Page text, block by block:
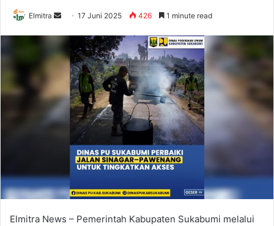
Elmitra
Send
email
17 Juni 2025 426 1 minute read
Elmitra News – Pemerintah Kabupaten Sukabumi melalui